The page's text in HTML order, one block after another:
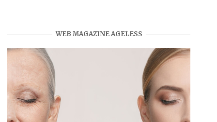
WEB MAGAZINE AGELESS